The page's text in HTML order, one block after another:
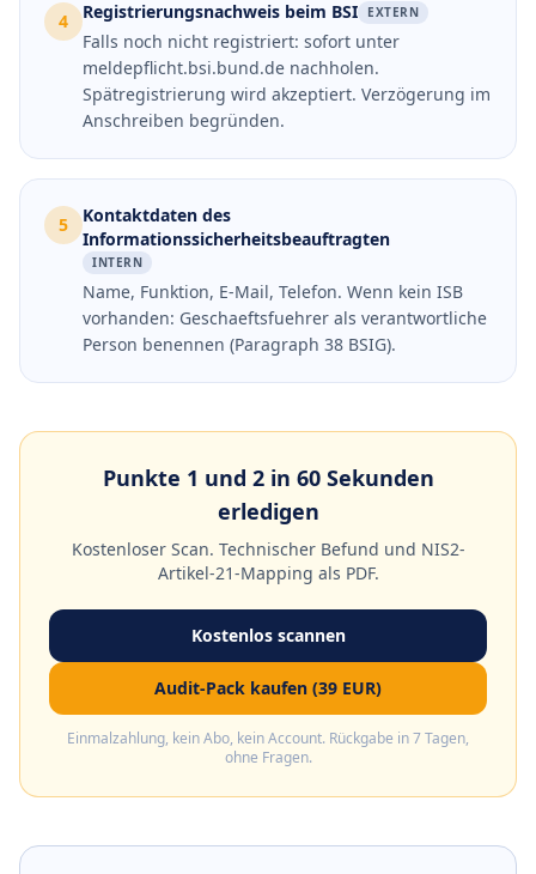
4 Registrierungsnachweis beim BSI EXTERN
Falls noch nicht registriert: sofort unter
meldepflicht.bsi.bund.de nachholen.
Spätregistrierung wird akzeptiert. Verzögerung im
Anschreiben begründen.
5
Kontaktdaten des
Informationssicherheitsbeauftragten
INTERN
Name, Funktion, E-Mail, Telefon. Wenn kein ISB
vorhanden: Geschaeftsfuehrer als verantwortliche
Person benennen (Paragraph 38 BSIG).
Punkte 1 und 2 in 60 Sekunden
erledigen
Kostenloser Scan. Technischer Befund und NIS2-
Artikel-21-Mapping als PDF.
Kostenlos scannen
Audit-Pack kaufen (39 EUR)
Einmalzahlung, kein Abo, kein Account. Rückgabe in 7 Tagen,
ohne Fragen.